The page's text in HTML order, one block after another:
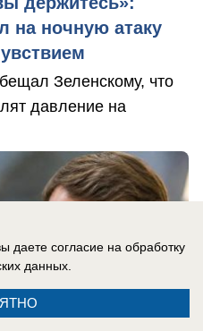
на ночную атаку
Зеленскому, что
давление на
даете согласие на обработку
данных.